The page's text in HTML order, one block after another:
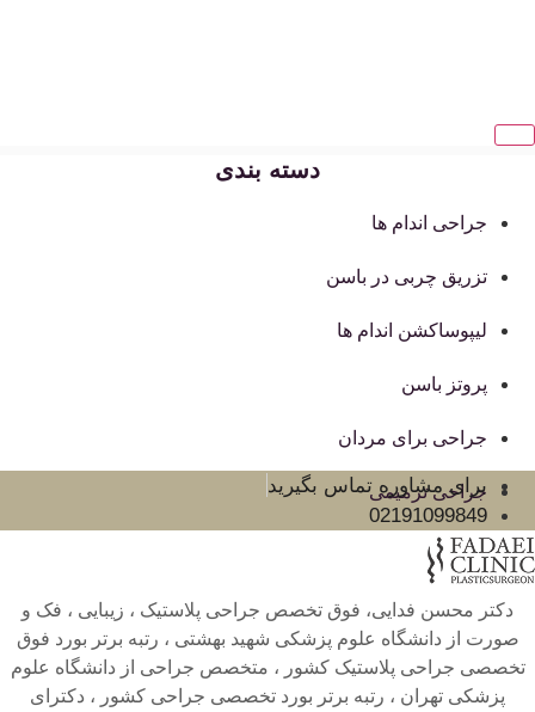
دسته بندی
جراحی اندام ها
تزریق چربی در باسن
لیپوساکشن اندام ها
پروتز باسن
جراحی برای مردان
جراحی ترمیمی
برای مشاوره تماس بگیرید
02191099849
دکتر محسن فدایی، فوق تخصص جراحی پلاستیک ، زیبایی ، فک و
صورت از دانشگاه علوم پزشکی شهید بهشتی ، رتبه برتر بورد فوق
تخصصی جراحی پلاستیک کشور ، متخصص جراحی از دانشگاه علوم
پزشکی تهران ، رتبه برتر بورد تخصصی جراحی کشور ، دکترای